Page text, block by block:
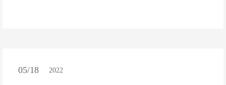
05/18 2022